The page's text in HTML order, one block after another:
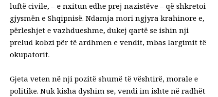
luftë civile, – e nxitun edhe prej nazistëve – që shkretoi
gjysmën e Shqipnisë. Ndamja mori ngjyra krahinore e,
përleshjet e vazhdueshme, dukej qartë se ishin nji
prelud kobzi për të ardhmen e vendit, mbas largimit të
okupatorit.
Gjeta veten në nji pozitë shumë të vështirë, morale e
politike. Nuk kisha dyshim se, vendi im ishte në radhët